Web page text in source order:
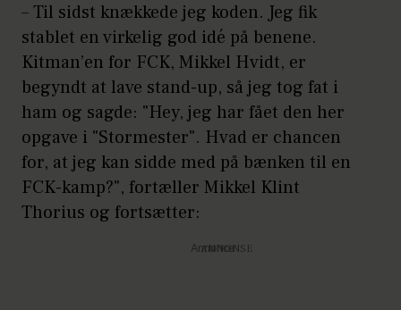
– Til sidst knækkede jeg koden. Jeg fik
stablet en virkelig god idé på benene.
Kitman’en for FCK, Mikkel Hvidt, er
begyndt at lave stand-up, så jeg tog fat i
ham og sagde: "Hey, jeg har fået den her
opgave i "Stormester". Hvad er chancen
for, at jeg kan sidde med på bænken til en
FCK-kamp?", fortæller Mikkel Klint
Thorius og fortsætter:
Annonce